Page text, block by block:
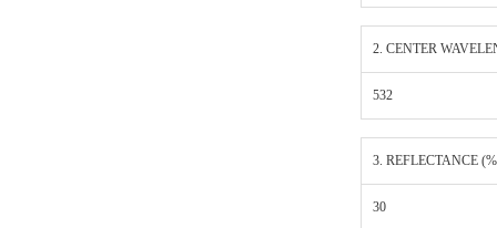
2. CENTER
532
3. REFLECTANCE
30